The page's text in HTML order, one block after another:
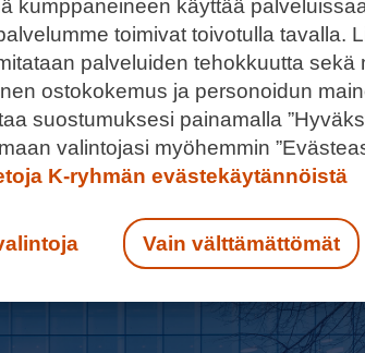
KAIKISSA
Liikkeestä saat liittymät
ja tarvikkeet saman katon alta.
kumppaneineen käyttää
toimivat toivotulla tavalla.
palveluiden tehokkuutta sekä
ostokokemus ja personoidun
suostumuksesi painamalla
valintojasi myöhemmin
K-ryhmän evästekäytännöistä
Vain välttämättömät